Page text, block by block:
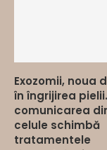
Exozomii, noua
în îngrijirea
comunicarea
celule schimbă
tratamentele